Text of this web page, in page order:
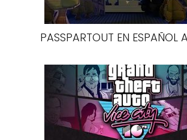
PASSPARTOUT EN ESPAÑOL